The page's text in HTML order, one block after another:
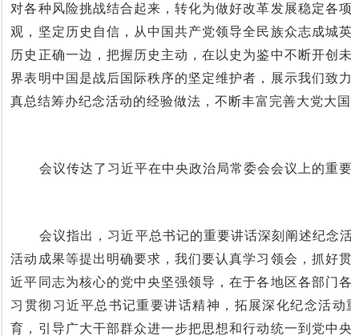
对各种风险挑战结合起来，转化为做好改革发展稳定各
观，坚定历史自信，从中国共产党领导全民族众志成城
历史正确一边，把握历史主动，在以史为鉴中不断开创
界表明中国是战后国际秩序的坚定维护者，展示我们致
真总结筹办纪念活动的经验做法，不断丰富完善大党大国
会议传达了习近平在中央政治局常委会会议上的重要
会议指出，习近平总书记的重要讲话深刻阐述纪念
活动成果等提出明确要求，我们要认真学习领会，抓好
近平同志为核心的党中央坚强领导，在于各地区各部门
习贯彻习近平总书记重要讲话精神，拓展深化纪念活
育，引导广大干部群众进一步把思想和行动统一到党中